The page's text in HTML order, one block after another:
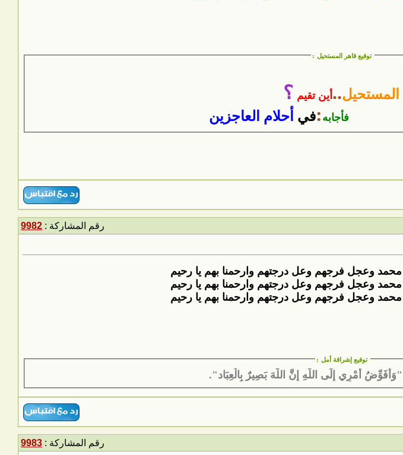
توقيع قاهر المستحيل :
.. أين تقيم ؟
فأجابه :في أحلام العاجزين
رقم المشاركة : 9982
وعجل فرجهم وعل درجتهم وارحمنا بهم يا رحيم
وعجل فرجهم وعل درجتهم وارحمنا بهم يا رحيم
وعجل فرجهم وعل درجتهم وارحمنا بهم يا رحيم
توقيع إشراقة أمل :
"وَأُفَوِّضُ أَمْرِي إِلَى اللَّهِ إِنَّ اللَّهَ بَصِيرٌ بِالْعِبَاد".
رقم المشاركة : 9983